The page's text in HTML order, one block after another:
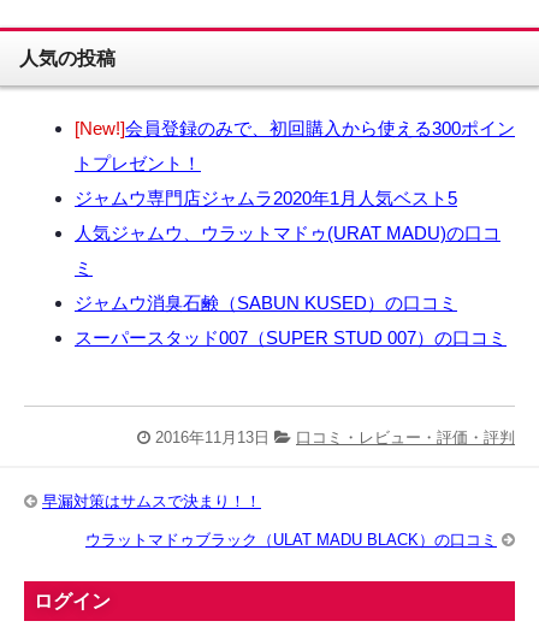
人気の投稿
[New!]会員登録のみで、初回購入から使える300ポイン
トプレゼント！
ジャムウ専門店ジャムラ2020年1月人気ベスト5
人気ジャムウ、ウラットマドゥ(URAT MADU)の口コ
ミ
ジャムウ消臭石鹸（SABUN KUSED）の口コミ
スーパースタッド007（SUPER STUD 007）の口コミ
2016年11月13日 口コミ・レビュー・評価・評判
早漏対策はサムスで決まり！！
ウラットマドゥブラック（ULAT MADU BLACK）の口コミ
ログイン